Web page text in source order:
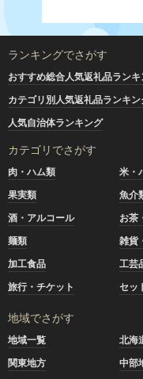
ランキングでさがす
おすすめ総合人気返礼品ランキ
カテゴリ別人気返礼品ランキン
人気自治体ランキング
カテゴリでさがす
肉・ハム類 米・
果実類
魚介
酒・アルコール
お茶
麺類
雑貨
加工食品
工芸
旅行・チケット
セッ
地域でさがす
地域一覧 北海
関東地方
中部